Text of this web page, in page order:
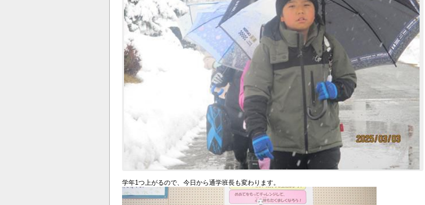
学年1つ上がるので、今日から通学班長も変わります。